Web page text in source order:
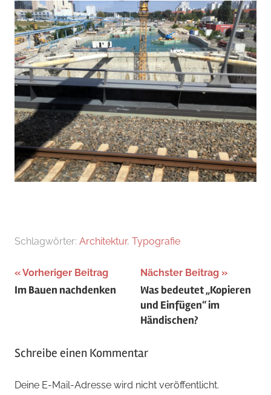
Schlagwörter: Architektur, Typografie
Beitragsnavigation
Vorheriger Beitrag
Im Bauen nachdenken
Nächster Beitrag
Was bedeutet „Kopieren
und Einfügen“ im
Händischen?
Schreibe einen Kommentar
Deine E-Mail-Adresse wird nicht veröffentlicht.